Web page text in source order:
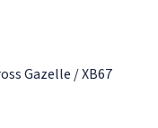
Gazelle / XB67